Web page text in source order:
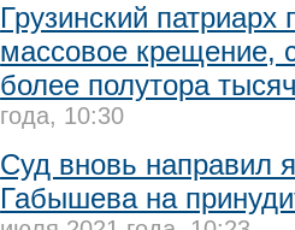
Грузинский патриарх
массовое крещение,
более полутора
года, 10:30
Суд вновь направил
Габышева на